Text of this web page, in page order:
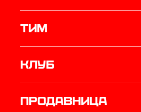
ТИМ
Клуб
продавница